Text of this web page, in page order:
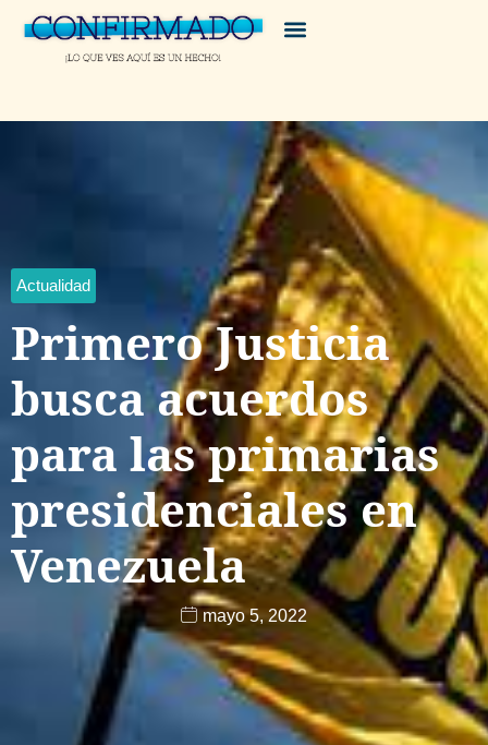
Actualidad
Primero Justicia
busca acuerdos
para las primarias
presidenciales en
Venezuela
mayo 5, 2022